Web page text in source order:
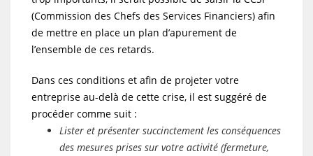
(Commission des Chefs des Services Financiers) afin
de mettre en place un plan d’apurement de
l’ensemble de ces retards.
Dans ces conditions et afin de projeter votre
entreprise au-delà de cette crise, il est suggéré de
procéder comme suit :
Lister et présenter succinctement les conséquences
des mesures prises sur votre activité (fermeture,